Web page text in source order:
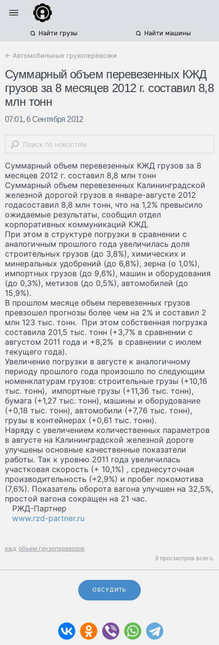
Найти грузы Найти машины
← Автомобильные грузоперевозки
Суммарный объем перевезенных КЖД
грузов за 8 месяцев 2012 г. составил 8,8
млн тонн
07:01, 6 Сентября 2012
Суммарный объем перевезенных КЖД грузов за 8
месяцев 2012 г. составил 8,8 млн тонн
Суммарный объем перевезенных Калининградской
железной дорогой грузов в январе-августе 2012
годасоставил 8,8 млн тонн, что на 1,2% превысило
ожидаемые результаты, сообщил отдел
корпоративных коммуникаций КЖД.
При этом в структуре погрузки в сравнении с
аналогичным прошлого года увеличилась доля
строительных грузов (до 3,8%), химических и
минеральных удобрений (до 6,8%), зерна (о 1,0%),
импортных грузов (до 9,6%), машин и оборудования
(до 0,3%), метизов (до 0,5%), автомобилей (до
15,9%).
В прошлом месяце объем перевезенных грузов
превзошел прогнозы более чем на 2% и составил 2
млн 123 тыс. тонн. При этом собственная погрузка
составила 201,5 тыс. тонн (+3,7% в сравнении с
августом 2011 года и +8,2% в сравнении с июлем
текущего года).
Увеличение погрузки в августе к аналогичному
периоду прошлого года произошло по следующим
номенклатурам грузов: строительные грузы (+10,16
тыс. тонн), импортные грузы (+11,36 тыс. тонн),
бумага (+1,27 тыс. тонн), машины и оборудование
(+0,18 тыс. тонн), автомобили (+7,76 тыс. тонн),
грузы в контейнерах (+0,61 тыс. тонн).
Наряду с увеличением количественных параметров
в августе на Калининградской железной дороге
улучшены основные качественные показатели
работы. Так к уровню 2011 года увеличилась
участковая скорость (+ 10,1%) , среднесуточная
производительность (+2,9%) и пробег локомотива
(7,6%). Показатель оборота вагона улучшен на 32,5%,
простой вагона сокращен на 21 час.
РЖД-Партнер
www.rzd-partner.ru
кжд объем грузоперевозок
9 просмотров всего.
ОБСУДИТЬ